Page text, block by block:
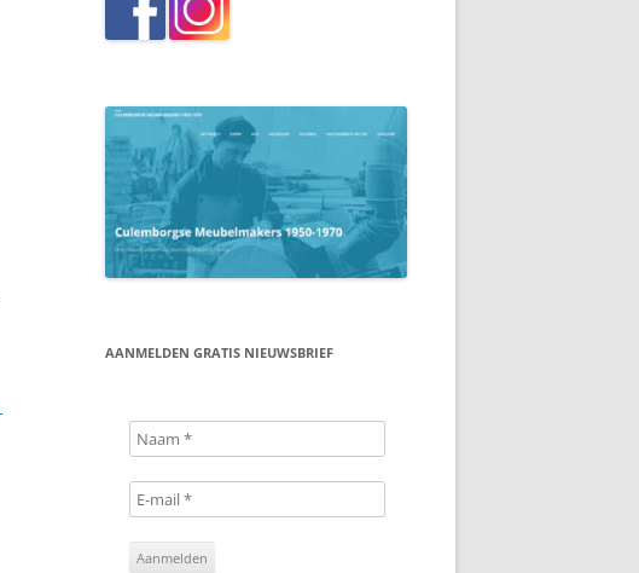
AANMELDEN GRATIS NIEUWSBRIEF